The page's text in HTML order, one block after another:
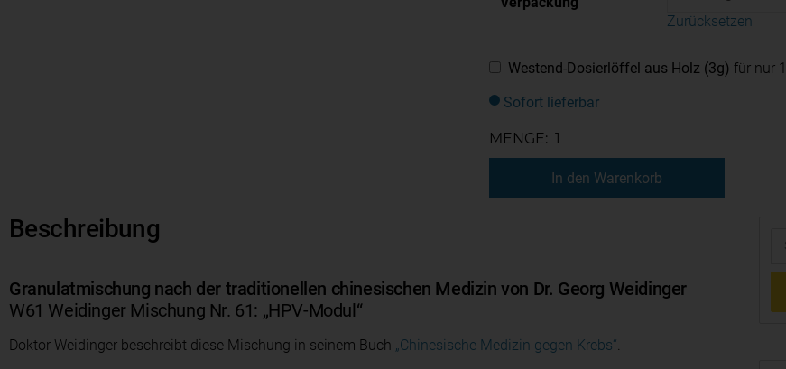
Zurücksetzen
Westend-Dosierlöffel aus Holz (3g) für nur
Sofort lieferbar
MENGE:
In den Warenkorb
Beschreibung
Granulatmischung nach der traditionellen chinesischen Medizin von Dr. Georg Weidinger
W61 Weidinger Mischung Nr. 61: „HPV-Modul“
Doktor Weidinger beschreibt diese Mischung in seinem Buch „Chinesische Medizin gegen Krebs“.